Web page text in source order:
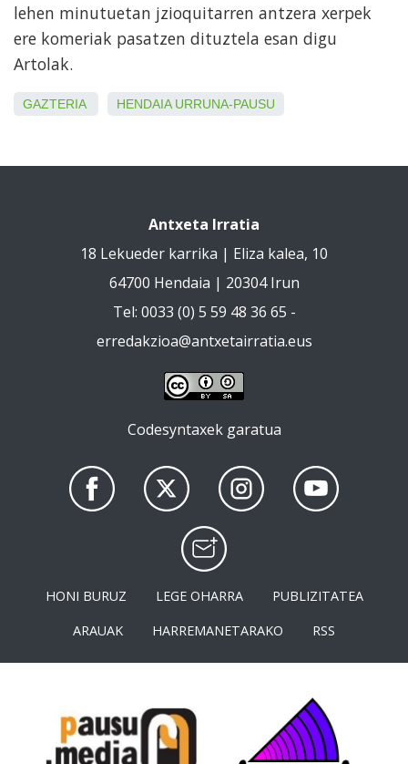
lehen minutuetan jzioquitarren antzera xerpek
ere komeriak pasatzen dituztela esan digu
Artolak.
GAZTERIA HENDAIA URRUNA-PAUSU
Antxeta Irratia
18 Lekueder karrika | Eliza kalea, 10
64700 Hendaia | 20304 Irun
Tel: 0033 (0) 5 59 48 36 65 -
erredakzioa@antxetairratia.eus
Codesyntaxek garatua
HONI BURUZ LEGE OHARRA
PUBLIZITATEA
ARAUAK
HARREMANETARAKO RSS